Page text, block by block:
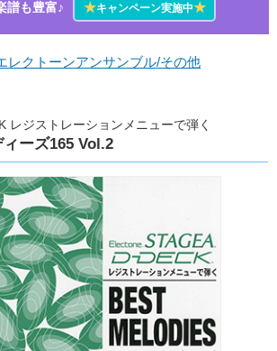
譜も豊富♪
★キャンペーン実施中★
レクトーンアンサンブル/その他
レジストレーションメニューで弾く
ーズ165 Vol.2